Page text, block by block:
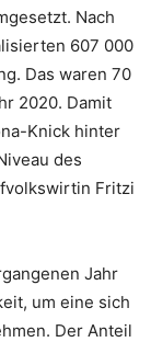
Nach
607 000
Das waren 70
2020. Damit
Knick hinter
des
Fritzi
Jahr
um eine sich
Der Anteil